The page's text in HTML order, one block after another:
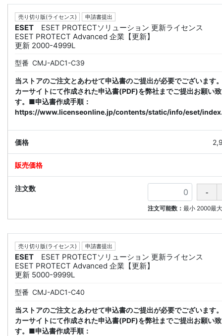
売り切り版(ライセンス) 申請書提出
ESET
ESET PROTECTソリューション 更新ライセンス
ESET PROTECT Advanced 企業【更新】
更新 2000-4999L
型番 CMJ-ADC1-C39
当ストアのご注文とあわせて申込書のご提出が必要でございます
カーサイトにて作成された申込書(PDF)を弊社までご提出お願い
す。■申込書作成手順：
https://www.licenseonline.jp/contents/static/info/eset/
注文可能数： 最小 2000最大
売り切り版(ライセンス) 申請書提出
ESET
ESET PROTECTソリューション 更新ライセンス
ESET PROTECT Advanced 企業【更新】
更新 5000-9999L
型番 CMJ-ADC1-C40
当ストアのご注文とあわせて申込書のご提出が必要でございます
カーサイトにて作成された申込書(PDF)を弊社までご提出お願い
す。■申込書作成手順：